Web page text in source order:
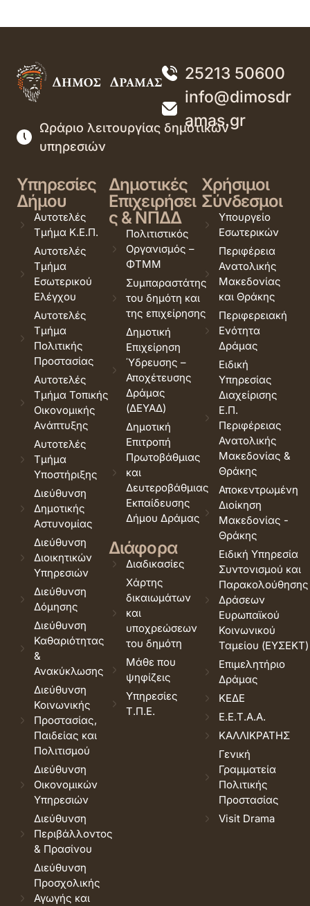
25213 50600
info@dimosdr
amas.gr
Ωράριο λειτουργίας δημοτικών
υπηρεσιών
Υπηρεσίες
Δήμου
Αυτοτελές
Τμήμα Κ.Ε.Π.
Αυτοτελές
Τμήμα
Εσωτερικού
Ελέγχου
Αυτοτελές
Τμήμα
Πολιτικής
Προστασίας
Αυτοτελές
Τμήμα Τοπικής
Οικονομικής
Ανάπτυξης
Αυτοτελές
Τμήμα
Υποστήριξης
Διεύθυνση
Δημοτικής
Αστυνομίας
Διεύθυνση
Διοικητικών
Υπηρεσιών
Διεύθυνση
Δόμησης
Διεύθυνση
Καθαριότητας
&
Ανακύκλωσης
Διεύθυνση
Κοινωνικής
Προστασίας,
Παιδείας και
Πολιτισμού
Διεύθυνση
Οικονομικών
Υπηρεσιών
Διεύθυνση
Περιβάλλοντος
& Πρασίνου
Διεύθυνση
Προσχολικής
Αγωγής και
Δημοτικές
Επιχειρήσει
ς & ΝΠΔΔ
Πολιτιστικός
Οργανισμός –
ΦΤΜΜ
Συμπαραστάτης
του δημότη και
της επιχείρησης
Δημοτική
Επιχείρηση
Ύδρευσης –
Αποχέτευσης
Δράμας
(ΔΕΥΑΔ)
Δημοτική
Επιτροπή
Πρωτοβάθμιας
και
Δευτεροβάθμιας
Εκπαίδευσης
Δήμου Δράμας
Διάφορα
Διαδικασίες
Χάρτης
δικαιωμάτων
και
υποχρεώσεων
του δημότη
Μάθε που
ψηφίζεις
Υπηρεσίες
Τ.Π.Ε.
Χρήσιμοι
Σύνδεσμοι
Υπουργείο
Εσωτερικών
Περιφέρεια
Ανατολικής
Μακεδονίας
και Θράκης
Περιφερειακή
Ενότητα
Δράμας
Ειδική
Υπηρεσίας
Διαχείρισης
Ε.Π.
Περιφέρειας
Ανατολικής
Μακεδονίας &
Θράκης
Αποκεντρωμένη
Διοίκηση
Μακεδονίας -
Θράκης
Ειδική Υπηρεσία
Συντονισμού και
Παρακολούθησης
Δράσεων
Ευρωπαϊκού
Κοινωνικού
Ταμείου (ΕΥΣΕΚΤ)
Επιμελητήριο
Δράμας
ΚΕΔΕ
Ε.Ε.Τ.Α.Α.
ΚΑΛΛΙΚΡΑΤΗΣ
Γενική
Γραμματεία
Πολιτικής
Προστασίας
Visit Drama